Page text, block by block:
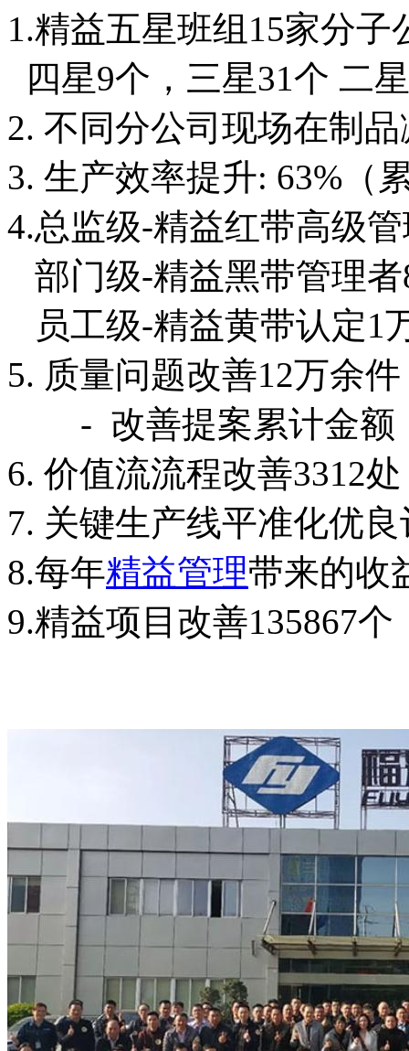
1.精益五星班组15家分子
四星9个，三星31个 二
2. 不同分公司现场在制品
3. 生产效率提升: 63%（
4.总监级-精益红带高级
部门级-精益黑带管理者
员工级-精益黄带认定1
5. 质量问题改善12万余件
- 改善提案累计金额
6. 价值流流程改善3312处
7. 关键生产线平准化优
8.每年精益管理带来的收
9.精益项目改善135867个